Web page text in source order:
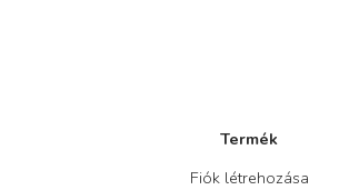
Termék
Fiók létrehozása